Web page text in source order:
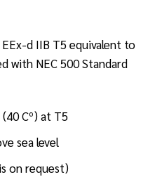
d IIB T5 equivalent to
with NEC 500 Standard
Cº) at T5
sea level
on request)